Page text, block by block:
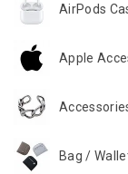
AirPods
Apple
Bag /